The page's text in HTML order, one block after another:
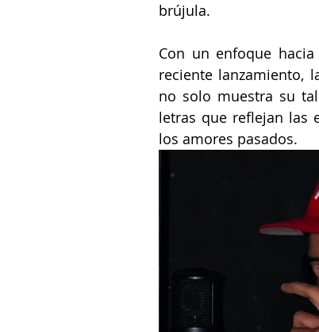
brújula.
Con un enfoque
reciente lanzamiento,
no solo muestra su
letras que reflejan las
los amores pasados.